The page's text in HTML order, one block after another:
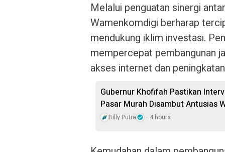
Melalui penguatan sinergi
Wamenkomdigi berharap
mendukung iklim investasi.
mempercepat pembangunan
akses internet dan
Gubernur Khofifah Pastikan
Pasar Murah Disambut Antusias
Billy Putra 4 hours